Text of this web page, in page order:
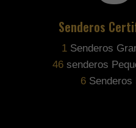
Senderos
1Senderos
70 senderos
9Senderos